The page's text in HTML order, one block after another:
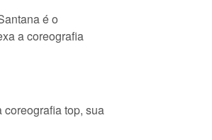
é o
a coreografia
coreografia top, sua